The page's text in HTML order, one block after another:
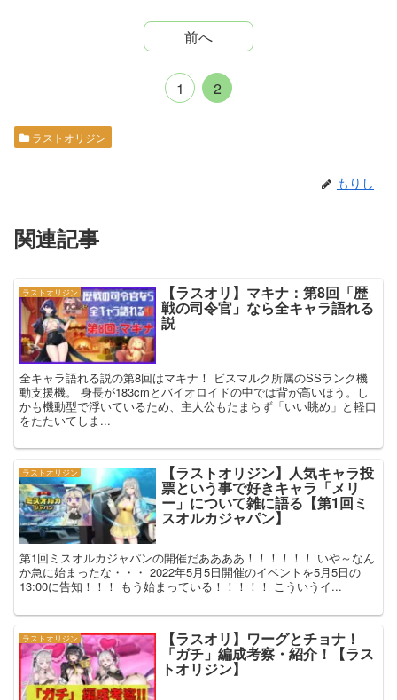
前へ
1 2
ラストオリジン
もりし
関連記事
ラストオリジン 【ラスオリ】マキナ：第8回「歴
戦の司令官」なら全キャラ語れる
説
全キャラ語れる説の第8回はマキナ！ ビスマルク所属のSSランク機
動支援機。 身長が183cmとバイオロイドの中では背が高いほう。し
かも機動型で浮いているため、主人公もたまらず「いい眺め」と軽口
をたたいてしま...
ラストオリジン 【ラストオリジン】人気キャラ投
票という事で好きキャラ「メリ
ー」について雑に語る【第1回ミ
スオルカジャパン】
第1回ミスオルカジャパンの開催だああああ！！！！！！ いや～なん
か急に始まったな・・・ 2022年5月5日開催のイベントを5月5日の
13:00に告知！！！ もう始まっている！！！！！ こういうイ...
ラストオリジン 【ラスオリ】ワーグとチョナ！
「ガチ」編成考察・紹介！【ラス
トオリジン】